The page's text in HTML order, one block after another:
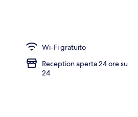
Wi-Fi gratuito
Reception aperta 24 ore su
24